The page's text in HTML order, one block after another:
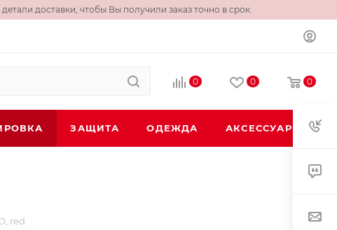
доставки, чтобы Вы получили заказ точно в срок.
0 0 0
ЗАЩИТА ОДЕЖДА АКСЕССУАРЫ
red